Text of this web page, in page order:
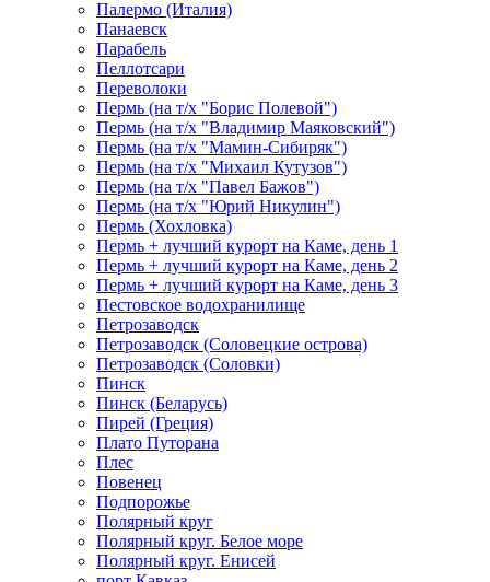
Палермо (Италия)
Панаевск
Парабель
Пеллотсари
Переволоки
Пермь (на т/х "Борис Полевой")
Пермь (на т/х "Владимир Маяковский")
Пермь (на т/х "Мамин-Сибиряк")
Пермь (на т/х "Михаил Кутузов")
Пермь (на т/х "Павел Бажов")
Пермь (на т/х "Юрий Никулин")
Пермь (Хохловка)
Пермь + лучший курорт на Каме, день 1
Пермь + лучший курорт на Каме, день 2
Пермь + лучший курорт на Каме, день 3
Пестовское водохранилище
Петрозаводск
Петрозаводск (Соловецкие острова)
Петрозаводск (Соловки)
Пинск
Пинск (Беларусь)
Пирей (Греция)
Плато Путорана
Плес
Повенец
Подпорожье
Полярный круг
Полярный круг. Белое море
Полярный круг. Енисей